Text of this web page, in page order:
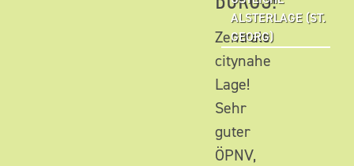
ALSTERLAGE (ST.
GEORG)
Zentrale
citynahe
Lage!
Sehr
guter
ÖPNV,